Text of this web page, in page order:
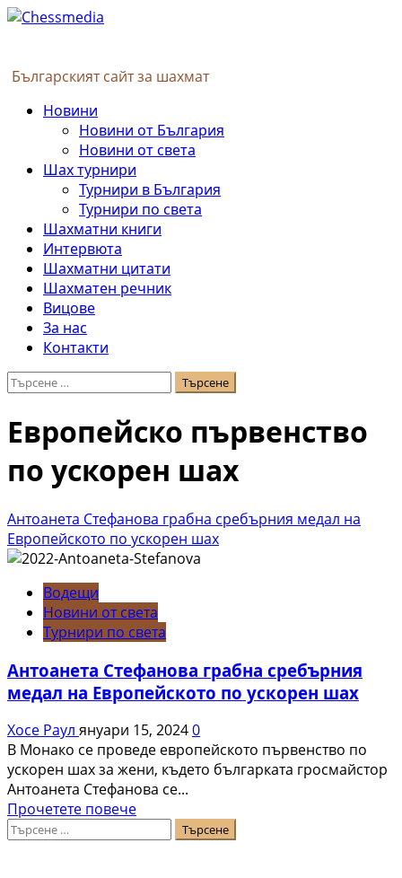
Skip
Българският сайт за шахмат
PrimaryНовини
Новини от България
Новини от света
Шах турнири
Турнири в България
Турнири по света
Шахматни книги
Интервюта
Шахматни цитати
Шахматен речник
Вицове
За нас
Контакти
Търсене
Европейско първенство
по ускорен шах
Антоанета Стефанова грабна сребърния медал на
Европейското по ускорен шах
Водещи
Новини от света
Турнири по света
Антоанета Стефанова грабна сребърния
медал на Европейското по ускорен шах
Хосе Раул януари 15, 20240
В Монако се проведе европейското първенство по
ускорен шах за жени, където българката гросмайстор
Антоанета Стефанова се...
Прочетете повечеRead
Търсене